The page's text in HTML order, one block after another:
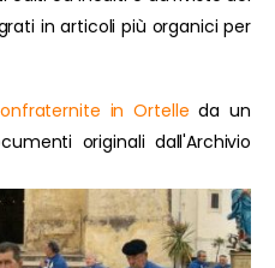
in articoli più organici per
in Ortelle da un
originali dall'Archivio